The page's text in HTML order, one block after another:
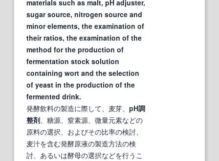
materials such as malt, pH adjuster,
sugar source, nitrogen source and
minor elements, the examination of
their ratios, the examination of the
method for the production of
fermentation stock solution
containing wort and the selection
of yeast in the production of the
fermented drink.
発酵飲料の製造に際して、麦芽、 pH調
整剤 、糖源、窒素源、微量元素などの
原料の選択、およびその比率の検討、
麦汁を含む発酵原液の製造方法の検
討、あるいは酵母の選択などを行うこ